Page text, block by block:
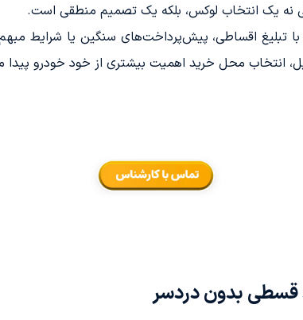
نه یک انتخاب لوکس، بلکه یک تصمیم منطقی است.
اقساطی، پیش‌پرداخت‌های سنگین یا شرایط مبهم
انتخاب محل خرید اهمیت بیشتری از خود خودرو پیدا